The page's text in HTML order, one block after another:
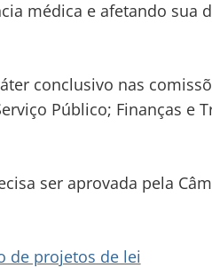
médica e afetando sua
conclusivo nas
Público; Finanças e
ser aprovada pela
de projetos de lei